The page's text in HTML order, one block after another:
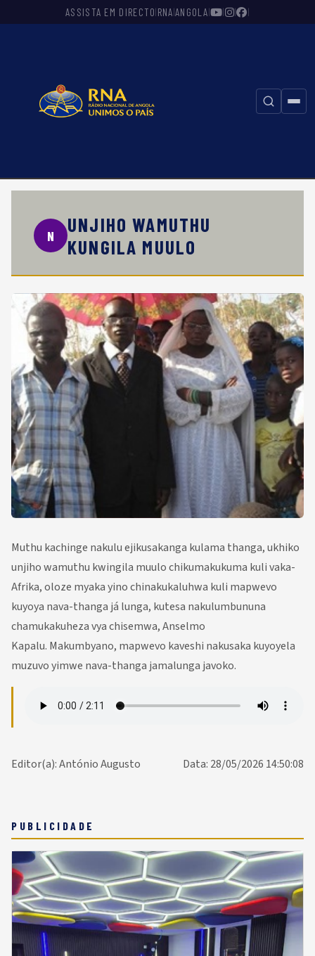
ASSISTA EM DIRECTO|RNA|ANGOLA| | | |
⚲
N
UNJIHO WAMUTHU
KUNGILA MUULO
Muthu kachinge nakulu ejikusakanga kulama thanga, ukhiko
unjiho wamuthu kwingila muulo chikumakukuma kuli vaka-
Afrika, oloze myaka yino chinakukaluhwa kuli mapwevo
kuyoya nava-thanga já lunga, kutesa nakulumbununa
chamukakuheza vya chisemwa, Anselmo
Kapalu. Makumbyano, mapwevo kaveshi nakusaka kuyoyela
muzuvo yimwe nava-thanga jamalunga javoko.
Data: 28/05/2026 14:50:08
Editor(a): António Augusto
PUBLICIDADE